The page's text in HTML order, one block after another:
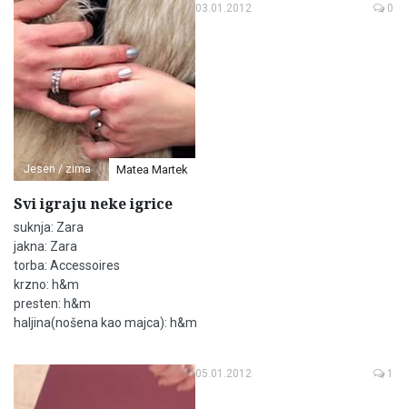
Jesen / zima Matea Martek
03.01.2012 0
Svi igraju neke igrice
suknja: Zara
jakna: Zara
torba: Accessoires
krzno: h&m
presten: h&m
haljina(nošena kao majca): h&m
05.01.2012 1